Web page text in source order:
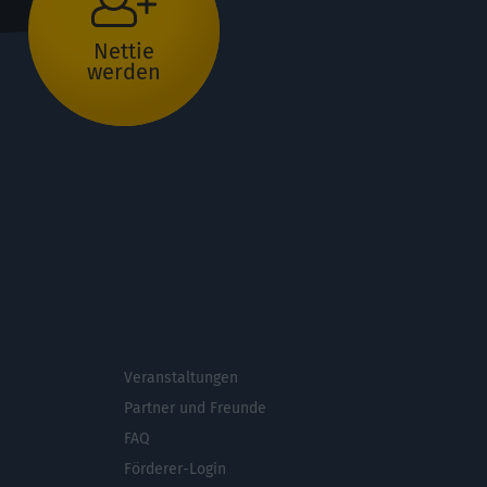
Nettie
werden
Veranstaltungen
Partner und Freunde
FAQ
Förderer-Login